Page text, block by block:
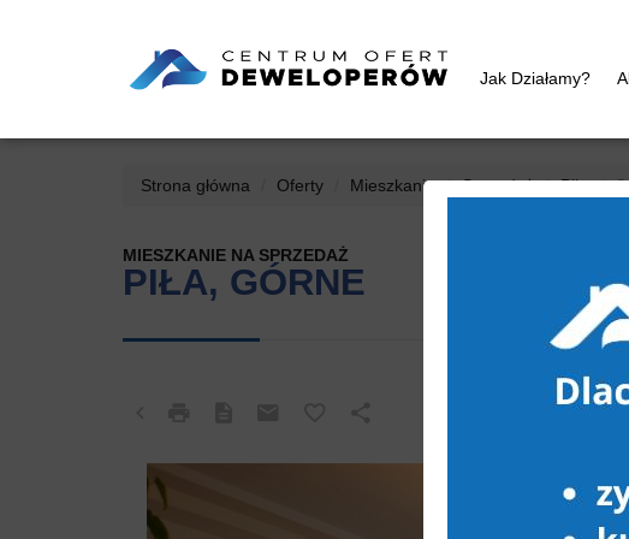
Jak Działamy?
Strona główna Oferty Mieszkania Sprzedaż Piła
PIŁA, GÓRNE
MIESZKANIE NA SPRZEDAŻ